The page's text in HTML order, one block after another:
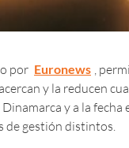
por Euronews ,
y la reducen
y a la
de gestión distintos.